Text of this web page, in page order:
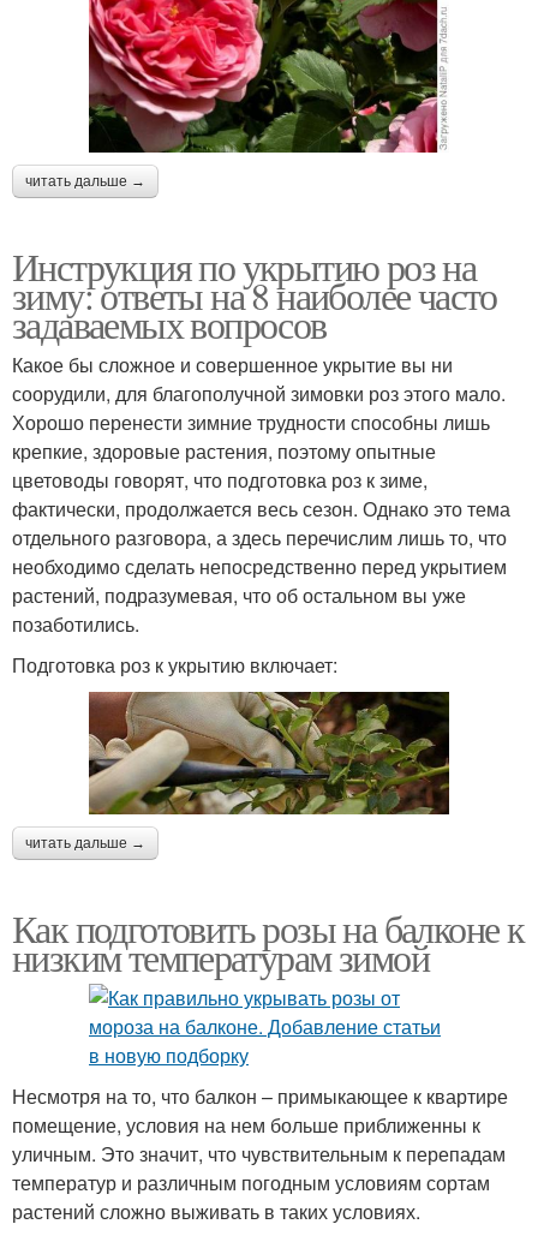
читать дальше →
Инструкция по укрытию роз на
зиму: ответы на 8 наиболее часто
задаваемых вопросов
Какое бы сложное и совершенное укрытие вы ни
соорудили, для благополучной зимовки роз этого мало.
Хорошо перенести зимние трудности способны лишь
крепкие, здоровые растения, поэтому опытные
цветоводы говорят, что подготовка роз к зиме,
фактически, продолжается весь сезон. Однако это тема
отдельного разговора, а здесь перечислим лишь то, что
необходимо сделать непосредственно перед укрытием
растений, подразумевая, что об остальном вы уже
позаботились.
Подготовка роз к укрытию включает:
читать дальше →
Как подготовить розы на балконе к
низким температурам зимой
Несмотря на то, что балкон – примыкающее к квартире
помещение, условия на нем больше приближенны к
уличным. Это значит, что чувствительным к перепадам
температур и различным погодным условиям сортам
растений сложно выживать в таких условиях.